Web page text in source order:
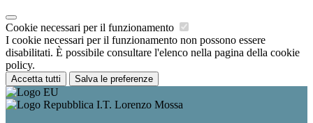
Cookie necessari per il funzionamento
I cookie necessari per il funzionamento non possono essere
disabilitati. È possibile consultare l'elenco nella pagina della cookie
policy.
Accetta tutti Salva le preferenze
I.T. Lorenzo Mossa